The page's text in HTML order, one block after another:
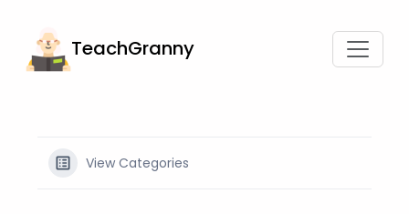
TeachGranny
View Categories